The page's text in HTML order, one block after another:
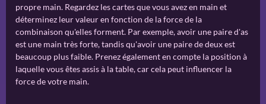
propre main. Regardez les cartes que vous avez en main et
déterminez leur valeur en fonction de la force de la
combinaison qu'elles forment. Par exemple, avoir une paire d'as
est une main très forte, tandis qu'avoir une paire de deux est
beaucoup plus faible. Prenez également en compte la position à
laquelle vous êtes assis à la table, car cela peut influencer la
force de votre main.